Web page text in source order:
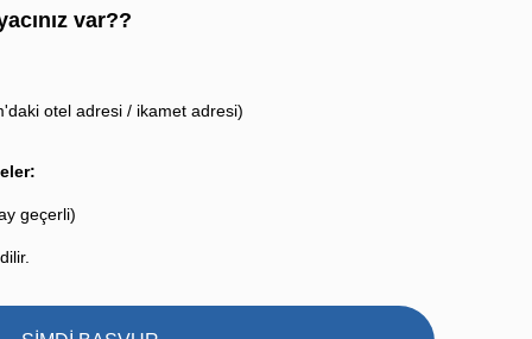
var??
otel adresi / ikamet adresi)
geçerli)